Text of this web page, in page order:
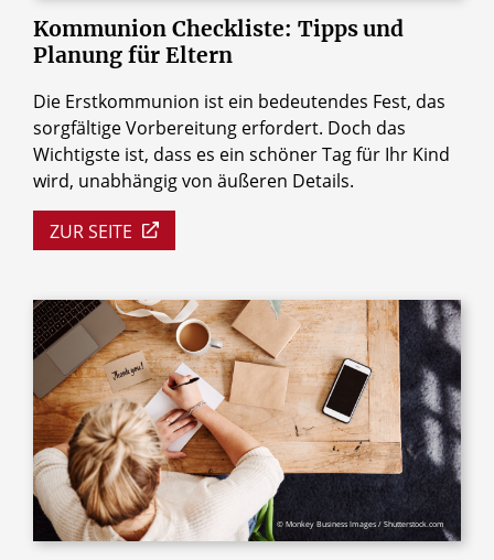
Kommunion Checkliste: Tippsund
Planung für Eltern
Die Erstkommunion ist ein bedeutendes Fest, das
sorgfältige Vorbereitung erfordert. Doch das
Wichtigste ist, dass es ein schöner Tag für Ihr Kind
wird, unabhängig von äußeren Details.
ZUR SEITE
© Monkey Business Images / Shutterstock.com